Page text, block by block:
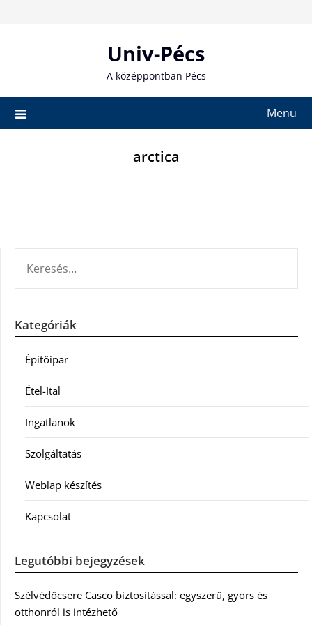
Univ-Pécs
A középpontban Pécs
Menu
arctica
Kategóriák
Építőipar
Étel-Ital
Ingatlanok
Szolgáltatás
Weblap készítés
Kapcsolat
Legutóbbi bejegyzések
Szélvédőcsere Casco biztosítással: egyszerű, gyors és
otthonról is intézhető